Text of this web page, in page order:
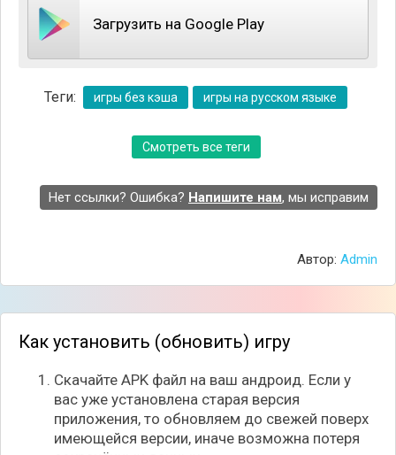
Загрузить на Google Play
Теги: игры без кэша игры на русском языке
Смотреть все теги
Нет ссылки? Ошибка? Напишите нам, мы исправим
Автор: Admin
Как установить (обновить) игру
Скачайте APK файл на ваш андроид. Если у
вас уже установлена старая версия
приложения, то обновляем до свежей поверх
имеющейся версии, иначе возможна потеря